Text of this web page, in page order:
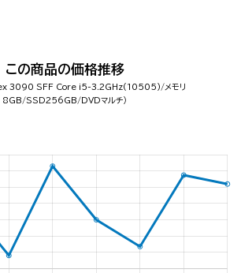
この商品の価格推移
3090 SFF Core i5-3.2GHz(10505)/メモリ
8GB/SSD256GB/DVDマルチ）